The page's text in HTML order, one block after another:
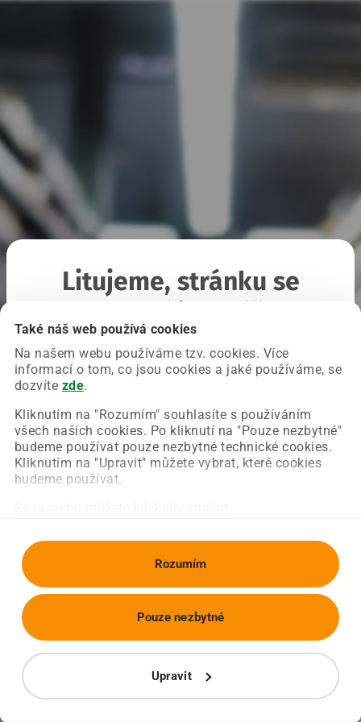
Také náš web používá cookies
Na našem webu používáme tzv. cookies. Více
informací o tom, co jsou cookies a jaké používáme, se
dozvíte zde.
Kliknutím na "Rozumím" souhlasíte s používáním
všech našich cookies. Po kliknutí na "Pouze nezbytné"
budeme používat pouze nezbytné technické cookies.
Kliknutím na "Upravit" můžete vybrat, které cookies
budeme používat.
Rozumím
Upravit
Pouze nezbytné
Litujeme, stránku se
Chyba nastala na naší straně a už ji opravujeme.
Zkuste prosím znovu načíst požadovanou stránku.
Obnovit stránku Úvodní strana